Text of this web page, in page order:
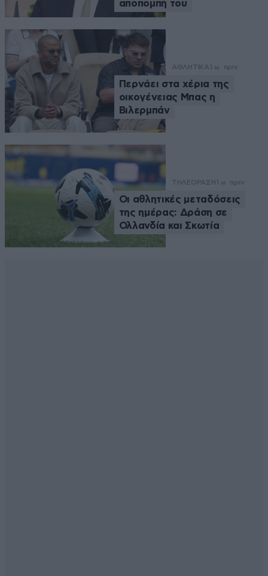
αποπομπή του
ΑΘΛΗΤΙΚΑ 1 ω. πριν
Περνάει στα χέρια της
οικογένειας Μπας η
Βιλερμπάν
ΤΗΛΕΟΡΑΣΗ 1 ω. πριν
Οι αθλητικές μεταδόσεις
της ημέρας: Δράση σε
Ολλανδία και Σκωτία